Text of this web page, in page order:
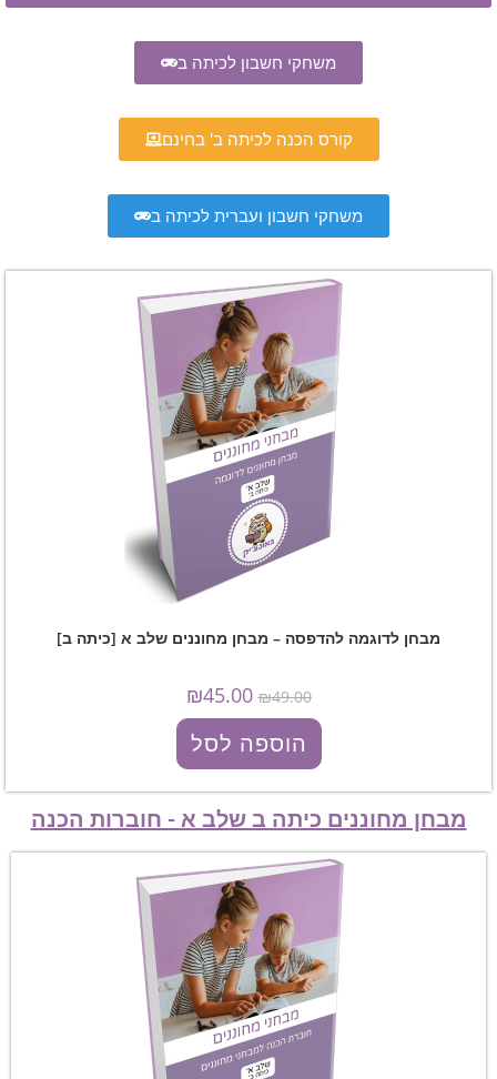
משחקי חשבון לכיתה ב
קורס הכנה לכיתה ב' בחינם
משחקי חשבון ועברית לכיתה ב
מבחן לדוגמה להדפסה – מבחן מחוננים שלב א [כיתה ב]
₪49.00
₪45.00
הוספה לסל
מבחן מחוננים כיתה ב שלב א - חוברות הכנה